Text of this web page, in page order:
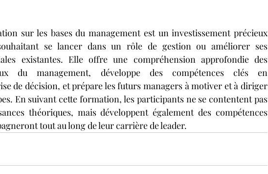
sur les bases du management est un investissement précieux
se lancer dans un rôle de gestion ou améliorer ses
existantes. Elle offre une compréhension approfondie des
du management, développe des compétences clés en
de décision, et prépare les futurs managers à motiver et à diriger
En suivant cette formation, les participants ne se contentent pas
théoriques, mais développent également des compétences
tout au long de leur carrière de leader.